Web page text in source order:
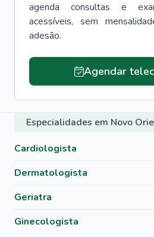
agenda consultas e
acessíveis, sem
adesão.
Agendar
Especialidades em Novo
Cardiologista
Dermatologista
Geriatra
Ginecologista